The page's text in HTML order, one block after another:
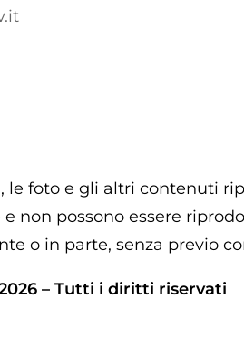
le foto e gli altri contenuti
non possono essere
o in parte, senza previo
– Tutti i diritti riservati